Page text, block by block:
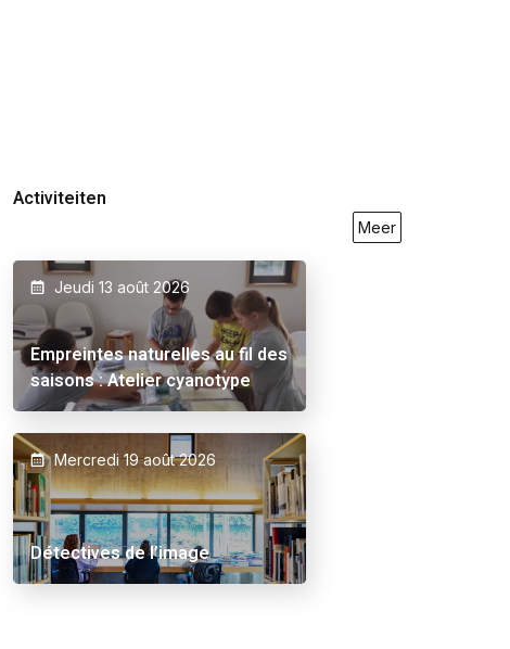
09/2026
Ama
23/05/2026 27/09/2026
Alex Schuurbiers.
Placeholder
Activiteiten
Meer
Jeudi 13 août 2026
Empreintes naturelles au fil des
saisons : Atelier cyanotype
Mercredi 19 août 2026
Détectives de l’image